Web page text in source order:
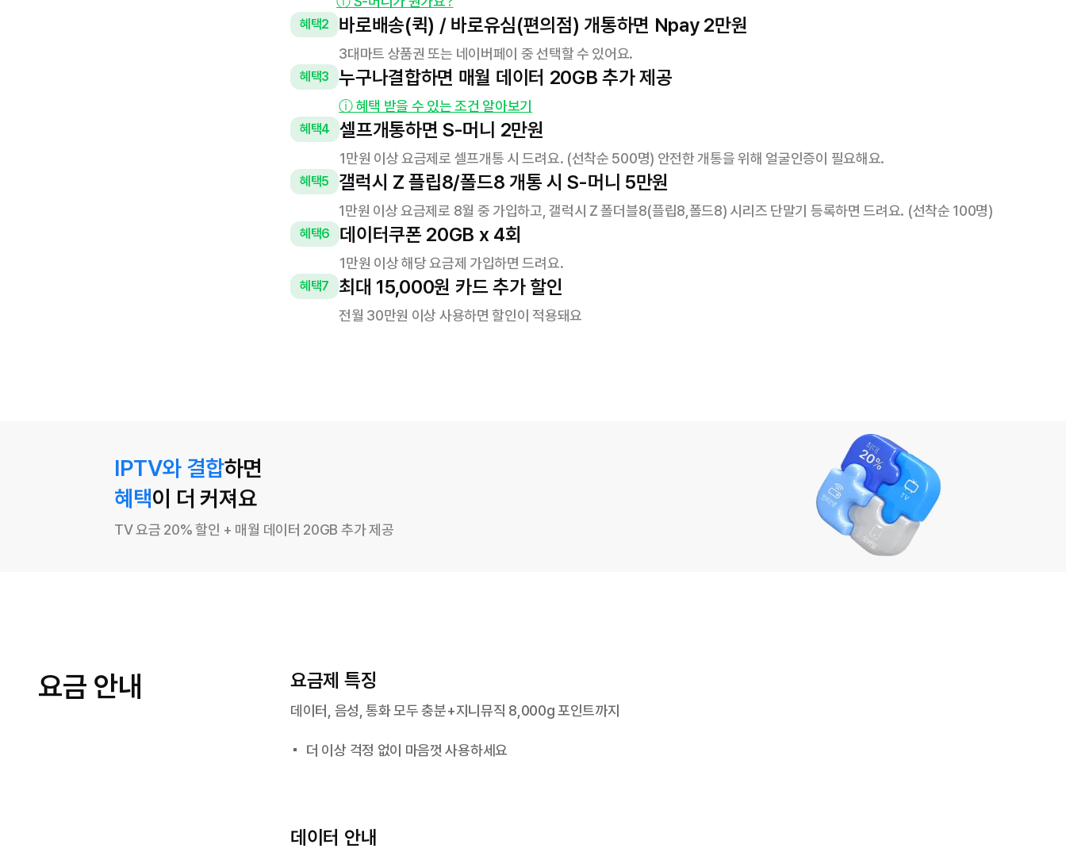
혜택2 바로배송(퀵) / 바로유심(편의점) 개통하면 Npay 2만원
3대마트 상품권 또는 네이버페이 중 선택할 수 있어요.
혜택3 누구나결합하면 매월 데이터 20GB 추가 제공
ⓘ 혜택 받을 수 있는 조건 알아보기
혜택4 셀프개통하면 S-머니 2만원
1만원 이상 요금제로 셀프개통 시 드려요. (선착순 500명) 안전한 개통을 위해 얼굴인증이 필요해요.
혜택5 갤럭시 Z 플립8/폴드8 개통 시 S-머니 5만원
1만원 이상 요금제로 8월 중 가입하고, 갤럭시 Z 폴더블8(플립8,폴드8) 시리즈 단말기 등록하면 드려요. (선착순 100명)
혜택6 데이터쿠폰 20GB x 4회
1만원 이상 해당 요금제 가입하면 드려요.
혜택7 최대 15,000원 카드 추가 할인
전월 30만원 이상 사용하면 할인이 적용돼요
IPTV와 결합하면
혜택이 더 커져요
TV 요금 20% 할인 + 매월 데이터 20GB 추가 제공
요금 안내 요금제 특징
데이터, 음성, 통화 모두 충분+지니뮤직 8,000g 포인트까지
더 이상 걱정 없이 마음껏 사용하세요
데이터 안내